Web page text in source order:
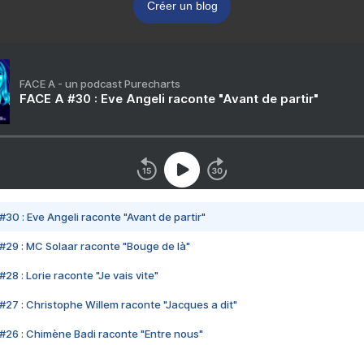
Créer un blog
FACE A - un podcast Purecharts
FACE A #30 : Eve Angeli raconte "Avant de partir"
#30 : Eve Angeli raconte "Avant de partir"
#29 : MC Solaar raconte "Bouge de là"
#28 : Lorie raconte "Je vais vite"
#27 : Christophe Willem raconte "Jacques a dit"
#26 : Chimène Badi raconte "Entre nous"